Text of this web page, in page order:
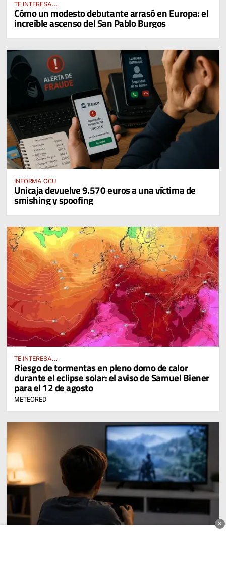
TE INTERESA...
Cómo un modesto debutante arrasó en Europa: el
increíble ascenso del San Pablo Burgos
INFORMA OCU
Unicaja devuelve 9.570 euros a una víctima de
smishing y spoofing
TE INTERESA...
Riesgo de tormentas en pleno domo de calor
durante el eclipse solar: el aviso de Samuel Biener
para el 12 de agosto
METEORED
×